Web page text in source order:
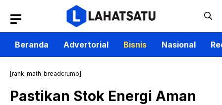
isi
Beranda
Advertorial Bisnis Nasional
[rank_math_breadcrumb]
Pastikan Stok Energi Aman